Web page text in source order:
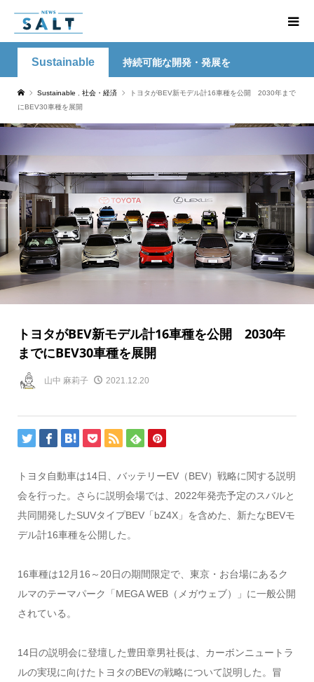
Sustainable 持続可能な開発・発展を
Sustainable 社会・経済
トヨタがBEV新モデル計16車種を公開 2030年まで
にBEV30車種を展開
トヨタがBEV新モデル計16車種を公開 2030年
までにBEV30車種を展開
山中 麻莉子 2021.12.20
トヨタ自動車は14日、バッテリーEV（BEV）戦略に関する説明
会を行った。さらに説明会場では、2022年発売予定のスバルと
共同開発したSUVタイプBEV「bZ4X」を含めた、新たなBEVモ
デル計16車種を公開した。
16車種は12月16～20日の期間限定で、東京・お台場にあるク
ルマのテーマパーク「MEGA WEB（メガウェブ）」に一般公開
されている。
14日の説明会に登壇した豊田章男社長は、カーボンニュートラ
ルの実現に向けたトヨタのBEVの戦略について説明した。冒